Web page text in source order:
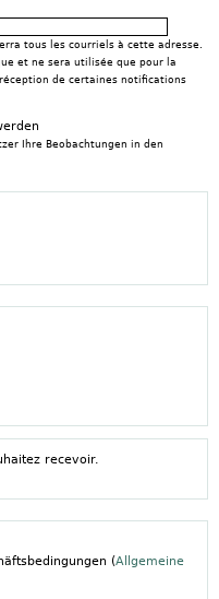
tous les courriels à cette adresse.
et ne sera utilisée que pour la
de certaines notifications
Ihre Beobachtungen in den
recevoir.
(Allgemeine